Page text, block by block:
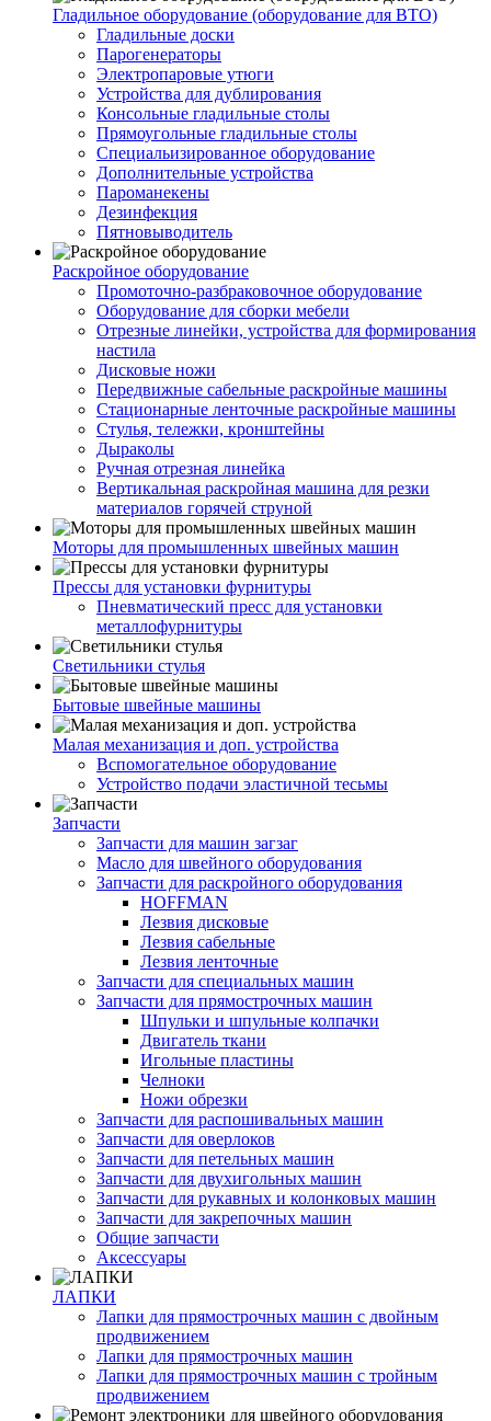
Гладильное оборудование (оборудование для ВТО)
Гладильные доски
Парогенераторы
Электропаровые утюги
Устройства для дублирования
Консольные гладильные столы
Прямоугольные гладильные столы
Специальизированное оборудование
Дополнительные устройства
Пароманекены
Дезинфекция
Пятновыводитель
Раскройное оборудование
Промоточно-разбраковочное оборудование
Оборудование для сборки мебели
Отрезные линейки, устройства для формирования
настила
Дисковые ножи
Передвижные сабельные раскройные машины
Стационарные ленточные раскройные машины
Стулья, тележки, кронштейны
Дыраколы
Ручная отрезная линейка
Вертикальная раскройная машина для резки
материалов горячей струной
Моторы для промышленных швейных машин
Прессы для установки фурнитуры
Пневматический пресс для установки
металлофурнитуры
Светильники стулья
Бытовые швейные машины
Малая механизация и доп. устройства
Вспомогательное оборудование
Устройство подачи эластичной тесьмы
Запчасти
Запчасти для машин загзаг
Масло для швейного оборудования
Запчасти для раскройного оборудования
HOFFMAN
Лезвия дисковые
Лезвия сабельные
Лезвия ленточные
Запчасти для специальных машин
Запчасти для прямострочных машин
Шпульки и шпульные колпачки
Двигатель ткани
Игольные пластины
Челноки
Ножи обрезки
Запчасти для распошивальных машин
Запчасти для оверлоков
Запчасти для петельных машин
Запчасти для двухигольных машин
Запчасти для рукавных и колонковых машин
Запчасти для закрепочных машин
Общие запчасти
Аксессуары
ЛАПКИ
Лапки для прямострочных машин с двойным
продвижением
Лапки для прямострочных машин
Лапки для прямострочных машин с тройным
продвижением